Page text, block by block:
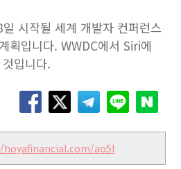
시작될 세계 개발자 컨퍼런스
획입니다. WWDC에서 Siri에
입니다.
ao5l